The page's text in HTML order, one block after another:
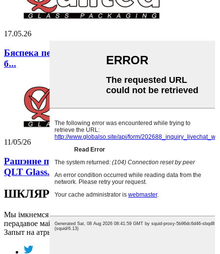
17.05.26
Бяспека перш за ўсё: як QLT Glass забяспечвае
б...
11/05/26
Рашэнне праблемы ўцечкі з бутэлькі з алеем: як
QLT Glass...
ШКЛЯР
Мы імкнемся падтрымаць вас, выкарыстоўваючы наша
перадавое майстэрства і сапраўдную адданасць справе.
Запыт на атрыманне прайс-ліста